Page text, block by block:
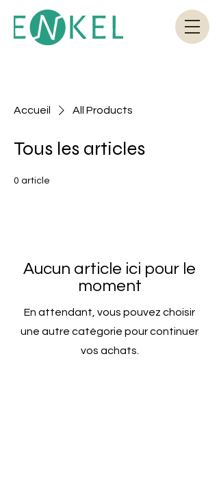
Accueil All Products
Tous les articles
0 article
Aucun article ici pour le
moment
En attendant, vous pouvez choisir
une autre catégorie pour continuer
vos achats.